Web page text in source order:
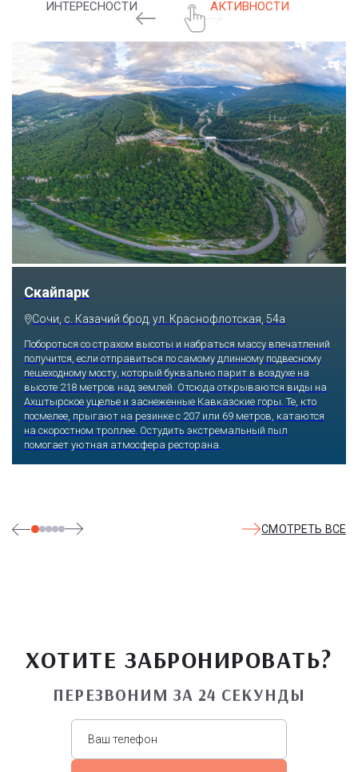
ИНТЕРЕСНОСТИ АКТИВНОСТИ
Скайпарк
Сочи, с. Казачий брод, ул. Краснофлотская, 54а
Побороться со страхом высоты и набраться массу впечатлений
получится, если отправиться по самому длинному подвесному
пешеходному мосту, который буквально парит в воздухе на
высоте 218 метров над землей. Отсюда открываются виды на
Ахштырское ущелье и заснеженные Кавказские горы. Те, кто
посмелее, прыгают на резинке с 207 или 69 метров, катаются
на скоростном троллее. Остудить экстремальный пыл
помогает уютная атмосфера ресторана.
СМОТРЕТЬ ВСЕ
ХОТИТЕ ЗАБРОНИРОВАТЬ?
ПЕРЕЗВОНИМ ЗА 24 СЕКУНДЫ